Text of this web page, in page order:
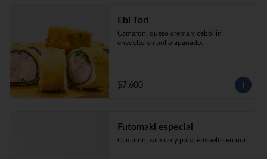
Ebi Tori
Camarón, queso crema y cebollin
envuelto en pollo apanado.
$7.600
Futomaki especial
Camarón, salmón y palta envuelto en nori